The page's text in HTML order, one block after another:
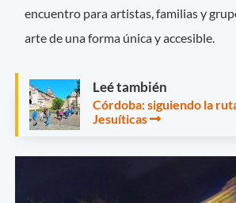
encuentro para artistas, familias y
arte de una forma única y accesible.
Leé también
Córdoba: siguiendo la
Jesuíticas